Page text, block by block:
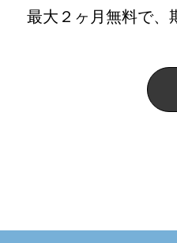
最大２ヶ月無料で、